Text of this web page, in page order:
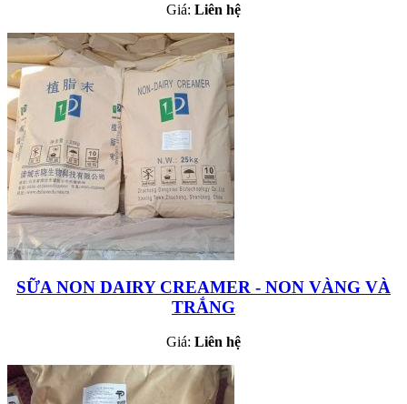
Giá: Liên hệ
SỮA NON DAIRY CREAMER - NON VÀNG VÀ
TRẮNG
Giá: Liên hệ